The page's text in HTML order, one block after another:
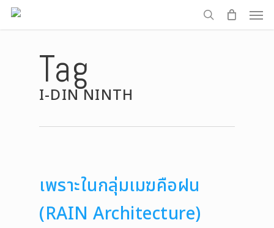
Skip
to
search
Tag
I-DIN NINTH
เพราะในกลุ่มเมฆคือฝน
(RAIN Architecture)